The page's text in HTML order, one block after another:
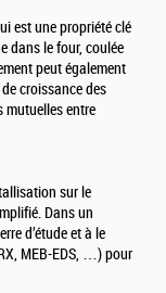
est une propriété clé
dans le four, coulée
peut également
croissance des
mutuelles entre
sur le
Dans un
d’étude et à le
MEB-EDS, …) pour